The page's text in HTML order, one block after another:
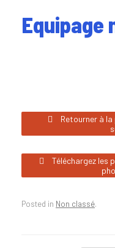
Equipage
Retourner à
Téléchargez les
Posted in Non classé.